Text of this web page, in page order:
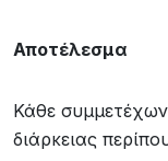
Αποτέλεσμα
Κάθε συμμετέχων
διάρκειας